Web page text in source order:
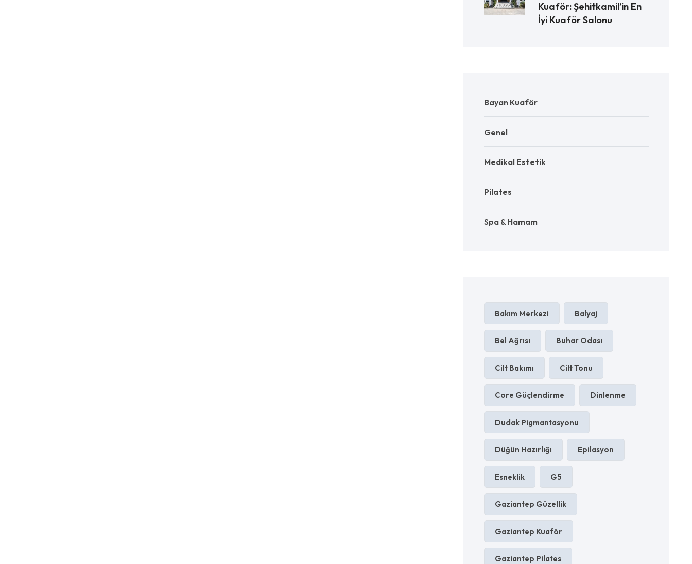
Kuaför: Şehitkamil’in En
İyi Kuaför Salonu
Bayan Kuaför
Genel
Medikal Estetik
Pilates
Spa & Hamam
Bakım Merkezi Balyaj
Bel Ağrısı Buhar Odası
Cilt Bakımı Cilt Tonu
Core Güçlendirme Dinlenme
Dudak Pigmantasyonu
Düğün Hazırlığı Epilasyon
Esneklik G5
Gaziantep Güzellik
Gaziantep Kuaför
Gaziantep Pilates